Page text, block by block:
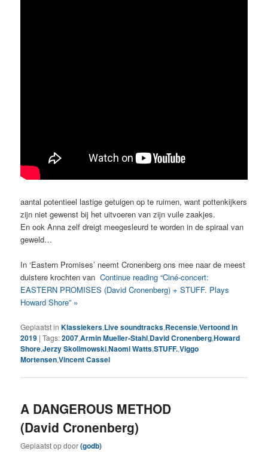
aantal potentieel lastige getuigen op te ruimen, want pottenkijkers
zijn niet gewenst bij het uitvoeren van zijn vuile zaakjes.
En ook Anna zelf dreigt meegesleurd te worden in de spiraal van
geweld…
In ‘Eastern Promises’ neemt Cronenberg ons mee naar de meest
duistere krochten vanContinue reading “Ciné-concert:
EASTERN PROMISES (David Cronenberg) + STUFF. Plays
Howard Shore” »
Geplaatst in Klassiekers,Live soundtracks,Recensie,Vertoond in
2019 |Tags:2007,Armin Mueller-Stahl,David Cronenberg,Howard
Shore,Jerzy Skolimowski,Naomi Watts,STUFF.,Viggo
Mortensen,Vincent Cassel
A DANGEROUS METHOD
(David Cronenberg)
Geplaatst opdoor(godb)